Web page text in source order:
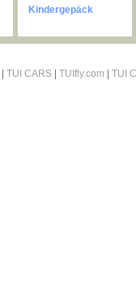
Kindergepäck
TUI CARS TUIfly.com TUI